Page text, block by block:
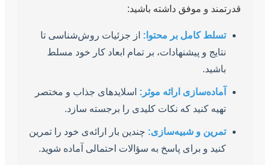
قدرتمند و موفق داشته باشید:
تسلط کامل بر محتوا: از جزئیات روش‌شناسی تا
نتایج و پیشنهادات، بر تمام ابعاد کار خود مسلط
باشید.
آماده‌سازی ارائه موثر: اسلایدهای جذاب و مختصر
تهیه کنید که نکات کلیدی را برجسته سازد.
تمرین و شبیه‌سازی: چندین بار ارائه‌ی خود را تمرین
کنید و برای پاسخ به سؤالات احتمالی آماده شوید.